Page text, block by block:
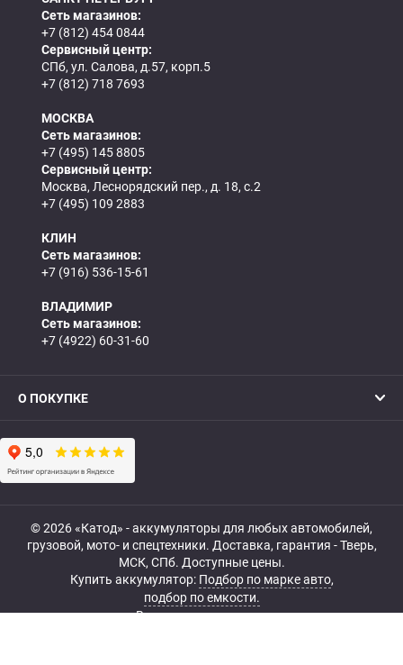
Сеть магазинов:
+7 (812) 454 0844
Сервисный центр:
СПб, ул. Салова, д.57, корп.5
+7 (812) 718 7693
МОСКВА
Сеть магазинов:
+7 (495) 145 8805
Сервисный центр:
Москва, Леснорядский пер., д. 18, с.2
+7 (495) 109 2883
КЛИН
Сеть магазинов:
+7 (916) 536-15-61
ВЛАДИМИР
Сеть магазинов:
+7 (4922) 60-31-60
О ПОКУПКЕ
© 2026 «Катод» - аккумуляторы для любых автомобилей,
грузовой, мото- и спецтехники. Доставка, гарантия - Тверь,
МСК, СПб. Доступные цены.
Купить аккумулятор: Подбор по марке авто,
подбор по емкости.
Все права защищены.